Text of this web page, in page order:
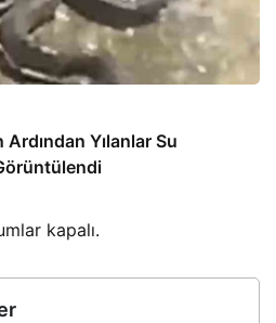
Ardından Yılanlar Su
kapalı.